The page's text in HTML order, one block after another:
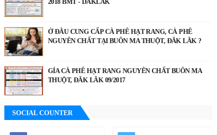
2018 BMT - DAKLAK
Ở ĐÂU CUNG CẤP CÀ PHÊ HẠT RANG, CÀ PHÊ
NGUYÊN CHẤT TẠI BUÔN MA THUỘT, ĐĂK LĂK ?
GÍA CÀ PHÊ HẠT RANG NGUYÊN CHẤT BUÔN MA
THUỘT, ĐĂK LĂK 09/2017
SOCIAL COUNTER